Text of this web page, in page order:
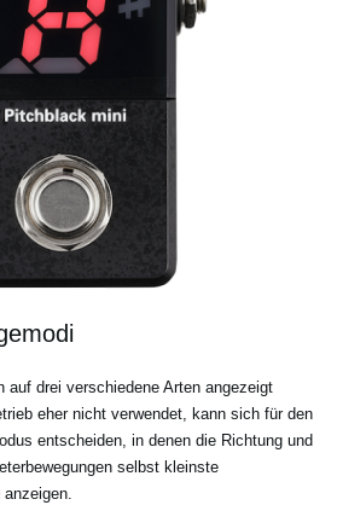
auf drei verschiedene Arten angezeigt
eher nicht verwendet, kann sich für den
entscheiden, in denen die Richtung und
selbst kleinste
anzeigen.